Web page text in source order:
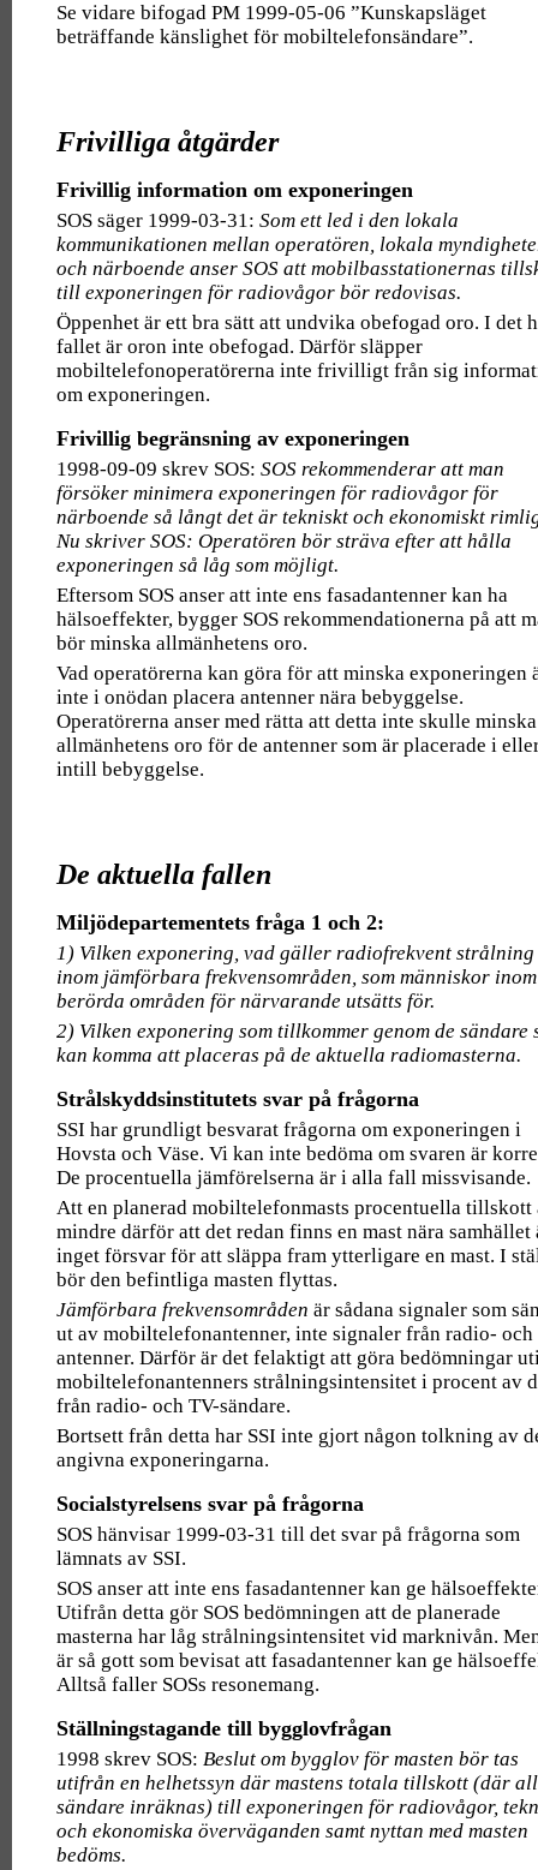
Se vidare bifogad PM 1999-05-06 ”Kunskapsläget
beträffande känslighet för mobiltelefonsändare”.
Frivilliga åtgärder
Frivillig information om exponeringen
SOS säger 1999-03-31: Som ett led i den lokala
kommunikationen mellan operatören, lokala
och närboende anser SOS att mobilbasstationernas
till exponeringen för radiovågor bör redovisas.
Öppenhet är ett bra sätt att undvika obefogad oro. I det
fallet är oron inte obefogad. Därför släpper
mobiltelefonoperatörerna inte frivilligt från sig
om exponeringen.
Frivillig begränsning av exponeringen
1998-09-09 skrev SOS: SOS rekommenderar att man
försöker minimera exponeringen för radiovågor för
närboende så långt det är tekniskt och ekonomiskt
Nu skriver SOS: Operatören bör sträva efter att hålla
exponeringen så låg som möjligt.
Eftersom SOS anser att inte ens fasadantenner kan ha
hälsoeffekter, bygger SOS rekommendationerna på att
bör minska allmänhetens oro.
Vad operatörerna kan göra för att minska exponeringen
inte i onödan placera antenner nära bebyggelse.
Operatörerna anser med rätta att detta inte skulle minska
allmänhetens oro för de antenner som är placerade i
intill bebyggelse.
De aktuella fallen
Miljödepartementets fråga 1 och 2:
1) Vilken exponering, vad gäller radiofrekvent strålning
inom jämförbara frekvensområden, som människor inom
berörda områden för närvarande utsätts för.
2) Vilken exponering som tillkommer genom de sändare
kan komma att placeras på de aktuella radiomasterna.
Strålskyddsinstitutets svar på frågorna
SSI har grundligt besvarat frågorna om exponeringen i
Hovsta och Väse. Vi kan inte bedöma om svaren är
De procentuella jämförelserna är i alla fall missvisande.
Att en planerad mobiltelefonmasts procentuella tillskott
mindre därför att det redan finns en mast nära samhället
inget försvar för att släppa fram ytterligare en mast. I
bör den befintliga masten flyttas.
Jämförbara frekvensområden är sådana signaler som
ut av mobiltelefonantenner, inte signaler från radio- och
antenner. Därför är det felaktigt att göra bedömningar
mobiltelefonantenners strålningsintensitet i procent av
från radio- och TV-sändare.
Bortsett från detta har SSI inte gjort någon tolkning av
angivna exponeringarna.
Socialstyrelsens svar på frågorna
SOS hänvisar 1999-03-31 till det svar på frågorna som
lämnats av SSI.
SOS anser att inte ens fasadantenner kan ge
Utifrån detta gör SOS bedömningen att de planerade
masterna har låg strålningsintensitet vid marknivån.
är så gott som bevisat att fasadantenner kan ge
Alltså faller SOSs resonemang.
Ställningstagande till bygglovfrågan
1998 skrev SOS: Beslut om bygglov för masten bör tas
utifrån en helhetssyn där mastens totala tillskott (där
sändare inräknas) till exponeringen för radiovågor,
och ekonomiska överväganden samt nyttan med masten
bedöms.